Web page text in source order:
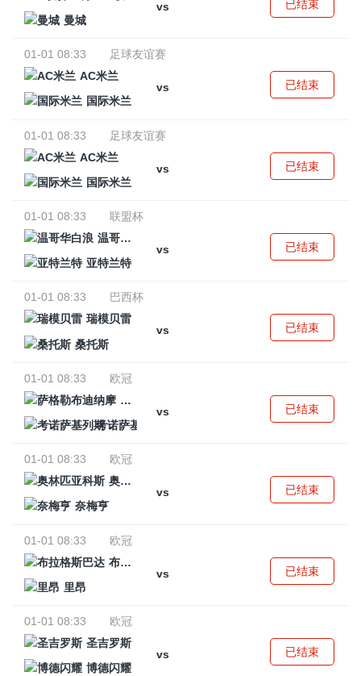
vs
曼城
已结束
01-01 08:33
足球友谊赛
AC米兰
vs
国际米兰
已结束
01-01 08:33
足球友谊赛
AC米兰
vs
国际米兰
已结束
01-01 08:33
联盟杯
温哥华白浪
vs
亚特兰特
已结束
01-01 08:33
巴西杯
瑞模贝雷
vs
桑托斯
已结束
01-01 08:33
欧冠
萨格勒布迪纳摩
vs
考诺萨基列斯
已结束
01-01 08:33
欧冠
奥林匹亚科斯
vs
奈梅亨
已结束
01-01 08:33
欧冠
布拉格斯巴达
vs
里昂
已结束
01-01 08:33
欧冠
圣吉罗斯
vs
博德闪耀
已结束